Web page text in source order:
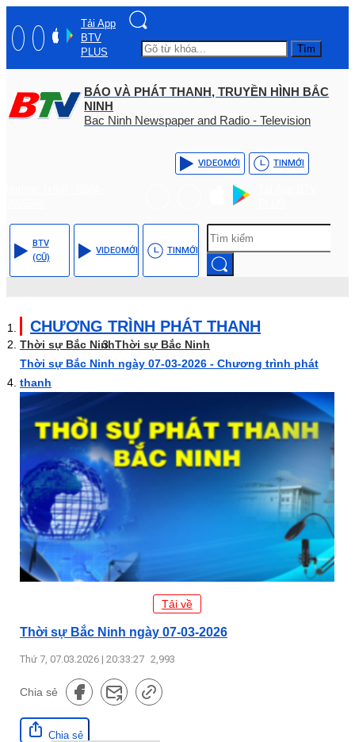
Tải App
BTV
PLUS
Tìm
BÁO VÀ PHÁT THANH, TRUYỀN HÌNH BẮC
NINH
Bac Ninh Newspaper and Radio - Television
VIDEOMỚI TINMỚI
BTV
(CŨ)
VIDEOMỚI TINMỚI
CHƯƠNG TRÌNH PHÁT THANH
Thời sự Bắc NinhThời sự Bắc Ninh
Thời sự Bắc Ninh ngày 07-03-2026 - Chương trình phát
thanh
Tải về
Thời sự Bắc Ninh ngày 07-03-2026
Thứ 7, 07.03.2026 | 20:33:27 2,993
Chia sẻ
Chia sẻ